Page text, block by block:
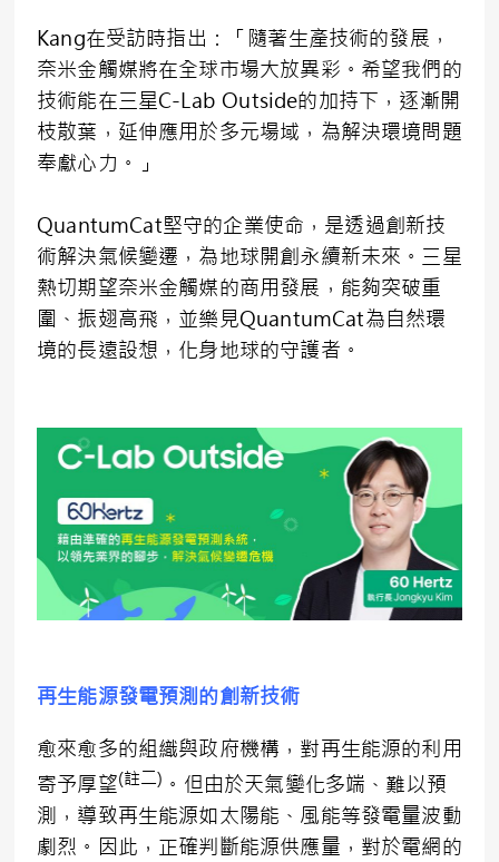
Kang在受訪時指出：「隨著生產技術的發展，
奈米金觸媒將在全球市場大放異彩。希望我們的
技術能在三星C-Lab Outside的加持下，逐漸開
枝散葉，延伸應用於多元場域，為解決環境問題
奉獻心力。」
QuantumCat堅守的企業使命，是透過創新技
術解決氣候變遷，為地球開創永續新未來。三星
熱切期望奈米金觸媒的商用發展，能夠突破重
圍、振翅高飛，並樂見QuantumCat為自然環
境的長遠設想，化身地球的守護者。
再生能源發電預測的創新技術
愈來愈多的組織與政府機構，對再生能源的利用
寄予厚望(註二) 。但由於天氣變化多端、難以預
測，導致再生能源如太陽能、風能等發電量波動
劇烈。因此，正確判斷能源供應量，對於電網的